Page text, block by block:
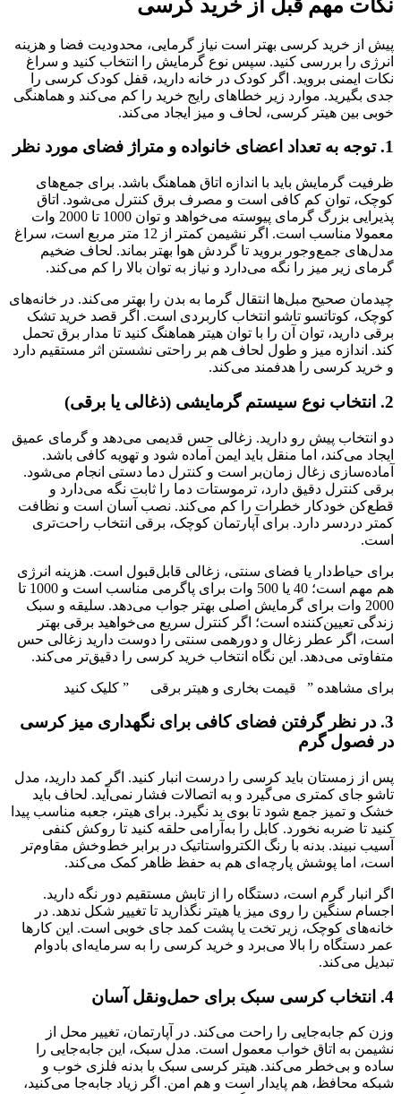
نکات مهم قبل از خرید کرسی
پیش از خرید کرسی بهتر است نیاز گرمایی، محدودیت فضا و هزینه
انرژی را بررسی کنید. سپس نوع گرمایش را انتخاب کنید و سراغ
نکات ایمنی بروید. اگر کودک در خانه دارید، قفل کودک کرسی را
جدی بگیرید. موارد زیر خطاهای رایج خرید را کم می‌کند و هماهنگی
خوبی بین هیتر کرسی، لحاف و میز ایجاد می‌کند.
1. توجه به تعداد اعضای خانواده و متراژ فضای مورد نظر
ظرفیت گرمایش باید با اندازه اتاق هماهنگ باشد. برای جمع‌های
کوچک، توان کم کافی است و مصرف برق کنترل می‌شود. اتاق
پذیرایی بزرگ گرمای پیوسته می‌خواهد و توان 1000 تا 2000 وات
معمولا مناسب است. اگر نشیمن کمتر از 12 متر مربع است، سراغ
مدل‌های جمع‌وجور بروید تا گردش هوا بهتر بماند. لحاف ضخیم
گرمای زیر میز را نگه می‌دارد و نیاز به توان بالا را کم می‌کند.
چیدمان صحیح مبل‌ها انتقال گرما به بدن را بهتر می‌کند. در خانه‌های
کوچک، کوتاتسو تاشو انتخاب کاربردی است. اگر قصد خرید تشک
برقی دارید، توان آن را با توان هیتر هماهنگ کنید تا مدار برق تحمل
کند. اندازه میز و طول لحاف هم بر راحتی نشستن اثر مستقیم دارد
و خرید کرسی را هدفمند می‌کند.
2. انتخاب نوع سیستم گرمایشی (ذغالی یا برقی)
دو انتخاب پیش رو دارید. زغالی حس قدیمی می‌دهد و گرمای عمیق
ایجاد می‌کند، اما منقل باید ایمن آماده شود و تهویه کافی باشد.
آماده‌سازی زغال زمان‌بر است و کنترل دما دستی انجام می‌شود.
برقی کنترل دقیق دارد، ترموستات دما را ثابت نگه می‌دارد و
قطع‌کن خودکار خطرات را کم می‌کند. نصب آسان است و نظافت
کمتر دردسر دارد. برای آپارتمان کوچک، برقی انتخاب راحت‌تری
است.
برای حیاط‌دار یا فضای سنتی، زغالی قابل‌قبول است. هزینه انرژی
هم مهم است؛ 40 یا 500 وات برای پاگرمی مناسب است و 1000 تا
2000 وات برای گرمایش اصلی بهتر جواب می‌دهد. سلیقه و سبک
زندگی تعیین‌کننده است؛ اگر کنترل سریع می‌خواهید برقی بهتر
است، اگر عطر زغال و دورهمی سنتی را دوست دارید زغالی حس
متفاوتی می‌دهد. این نگاه انتخاب خرید کرسی را دقیق‌تر می‌کند.
برای مشاهده ” قیمت بخاری و هیتر برقی ” کلیک کنید
3. در نظر گرفتن فضای کافی برای نگهداری میز کرسی
در فصول گرم
پس از زمستان باید کرسی را درست انبار کنید. اگر کمد دارید، مدل
تاشو جای کمتری می‌گیرد و به اتصالات فشار نمی‌آید. لحاف باید
خشک و تمیز جمع شود تا بوی بد نگیرد. برای هیتر، جعبه مناسب پیدا
کنید تا ضربه نخورد. کابل را به‌آرامی حلقه کنید تا روکش کنفی
آسیب نبیند. بدنه با رنگ الکترواستاتیک در برابر خط‌وخش مقاوم‌تر
است، اما پوشش پارچه‌ای هم به حفظ ظاهر کمک می‌کند.
اگر انبار گرم است، دستگاه را از تابش مستقیم دور نگه دارید.
اجسام سنگین را روی میز یا هیتر نگذارید تا تغییر شکل ندهد. در
خانه‌های کوچک، زیر تخت یا پشت کمد جای خوبی است. این کارها
عمر دستگاه را بالا می‌برد و خرید کرسی را به سرمایه‌ای بادوام
تبدیل می‌کند.
4. انتخاب کرسی سبک برای حمل‌ونقل آسان
وزن کم جابه‌جایی را راحت می‌کند. در آپارتمان، تغییر محل از
نشیمن به اتاق خواب معمول است. مدل سبک، این جابه‌جایی را
ساده و بی‌خطر می‌کند. هیتر کرسی سبک با بدنه فلزی خوب و
شبکه محافظ، هم پایدار است و هم امن. اگر زیاد جابه‌جا می‌کنید،